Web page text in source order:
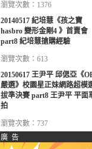
瀏覽次數：1376
20140517 紀培慧《孩之寶
hasbro 變形金剛4 》首賣會
part8 紀培慧搶購經驗
瀏覽次數：613
20150617 王尹平 邱偲亞《
嚴選》校園星正妹網路超模
拔準決賽 part8 王尹平 平面
拍
瀏覽次數：737
廣 告